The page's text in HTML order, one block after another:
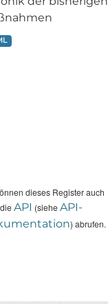
dieses Register auch
API (sieheAPI-
) abrufen.